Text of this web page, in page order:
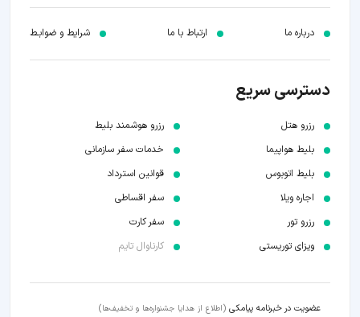
درباره ما ارتباط با ما شرایط و ضوابـط
دسترسی سریع
رزرو هتل
بلیط هواپیما
بلیط اتوبوس
اجاره ویلا
رزرو تور
ویزای توریستی
رزرو هوشمند بلیط
خدمات سفر سازمانی
قوانین استرداد
سفر اقساطی
سفر کارت
کارناوال تایم
عضویت در خبرنامه پیامکی (اطلاع از هدایا جشنواره‌ها و تخفیف‌ها)